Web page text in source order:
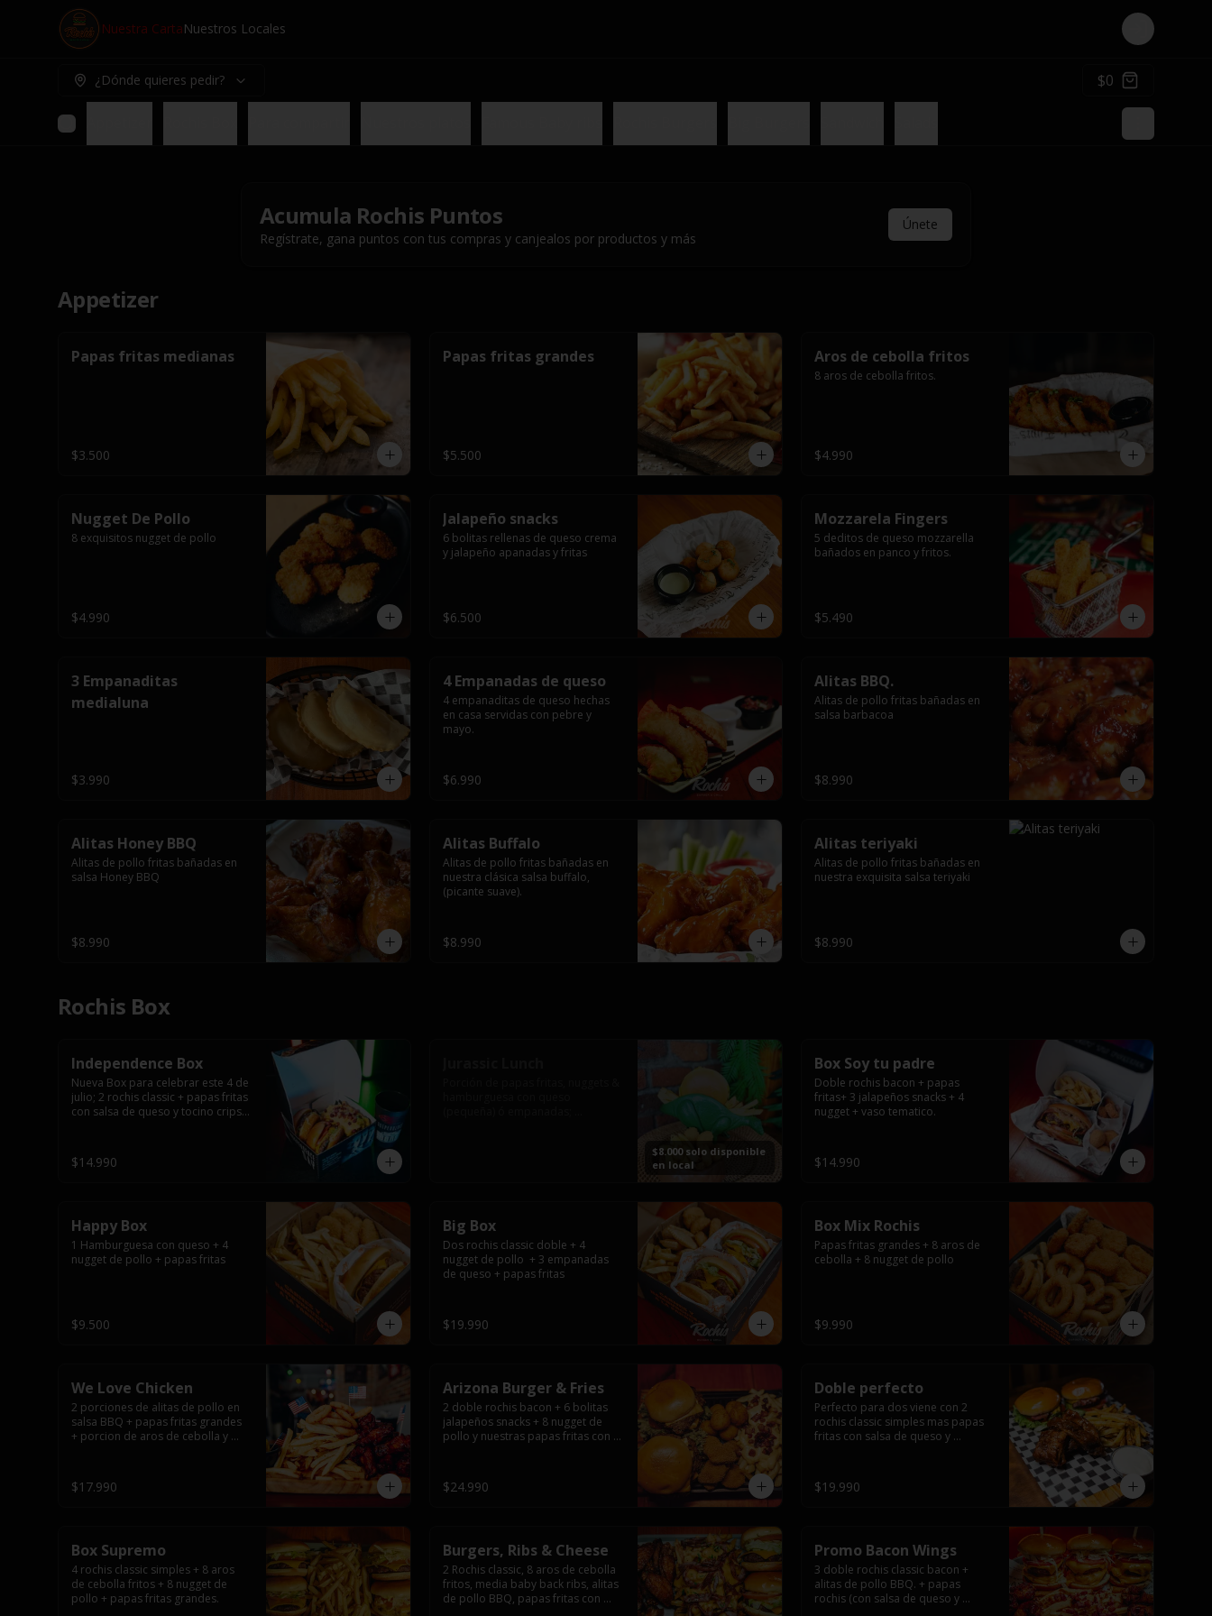
Nuestra CartaNuestros Locales Login
¿Dónde quieres pedir? $0
Acumula Rochis Puntos
Regístrate, gana puntos con tus compras y canjealos por productos y más
Únete
Appetizer
Papas fritas medianas
$3.500
Papas fritas grandes
$5.500
Aros de cebolla fritos
8 aros de cebolla fritos.
$4.990
Nugget De Pollo
8 exquisitos nugget de pollo
$4.990
Jalapeño snacks
6 bolitas rellenas de queso crema
y jalapeño apanadas y fritas
$6.500
Mozzarela Fingers
5 deditos de queso mozzarella
bañados en panco y fritos.
$5.490
3 Empanaditas
medialuna
$3.990
4 Empanadas de queso
4 empanaditas de queso hechas
en casa servidas con pebre y
mayo.
$6.990
Alitas BBQ.
Alitas de pollo fritas bañadas en
salsa barbacoa
$8.990
Alitas Honey BBQ
Alitas de pollo fritas bañadas en
salsa Honey BBQ
$8.990
Alitas Buffalo
Alitas de pollo fritas bañadas en
nuestra clásica salsa buffalo,
(picante suave).
$8.990
Alitas teriyaki
Alitas de pollo fritas bañadas en
nuestra exquisita salsa teriyaki
$8.990
Rochis Box
Independence Box
Nueva Box para celebrar este 4 de
julio; 2 rochis classic + papas fritas
con salsa de queso y tocino cripsy
$14.990
$8.000 solo disponible
en local
Box Soy tu padre
Doble rochis bacon + papas
fritas+ 3 jalapeños snacks + 4
nugget + vaso tematico.
$14.990
Happy Box
1 Hamburguesa con queso + 4
nugget de pollo + papas fritas
$9.500
Big Box
Dos rochis classic doble + 4
nugget de pollo  + 3 empanadas
de queso + papas fritas
$19.990
Box Mix Rochis
Papas fritas grandes + 8 aros de
cebolla + 8 nugget de pollo
$9.990
We Love Chicken
2 porciones de alitas de pollo en
salsa BBQ + papas fritas grandes
+ porcion de aros de cebolla y
$17.990
Arizona Burger & Fries
2 doble rochis bacon + 6 bolitas
jalapeños snacks + 8 nugget de
pollo y nuestras papas fritas con
$24.990
Doble perfecto
Perfecto para dos viene con 2
rochis classic simples mas papas
fritas con salsa de queso y
$19.990
Box Supremo
4 rochis classic simples + 8 aros
de cebolla fritos + 8 nugget de
pollo + papas fritas grandes.
Burgers, Ribs & Cheese
2 Rochis classic, 8 aros de cebolla
fritos, media baby back ribs, alitas
de pollo BBQ, papas fritas con
Promo Bacon Wings
3 doble rochis classic bacon +
alitas de pollo BBQ. + papas
rochis (con salsa de queso y